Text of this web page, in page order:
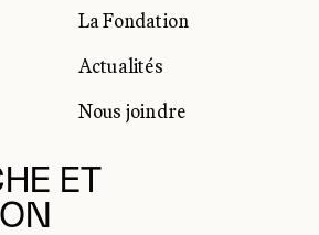
La Fondation
Actualités
Nous joindre
ET